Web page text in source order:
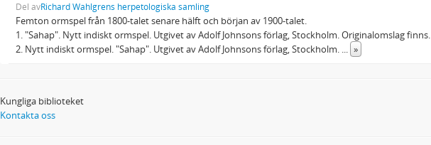
Del avRichard Wahlgrens herpetologiska samling
Femton ormspel från 1800-talet senare hälft och början av 1900-talet.
1. "Sahap". Nytt indiskt ormspel. Utgivet av Adolf Johnsons förlag, Stockholm. Originalomslag finns.
2. Nytt indiskt ormspel. "Sahap". Utgivet av Adolf Johnsons förlag, Stockholm. ... »
Kungliga biblioteket
Kontakta oss